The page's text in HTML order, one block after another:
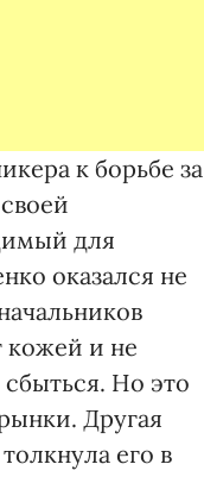
к борьбе за
для
оказался не
кожей и не
Но это
Другая
его в